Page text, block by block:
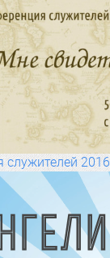
служителей 2016